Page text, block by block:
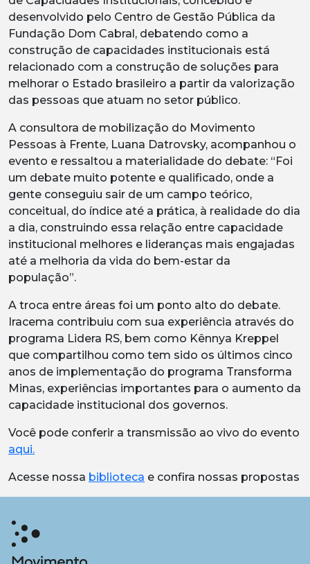
desenvolvido pelo Centro de Gestão Pública da
Fundação Dom Cabral, debatendo como a
construção de capacidades institucionais está
relacionado com a construção de soluções para
melhorar o Estado brasileiro a partir da valorização
das pessoas que atuam no setor público.
A consultora de mobilização do Movimento
Pessoas à Frente, Luana Datrovsky, acompanhou o
evento e ressaltou a materialidade do debate: “Foi
um debate muito potente e qualificado, onde a
gente conseguiu sair de um campo teórico,
conceitual, do índice até a prática, à realidade do dia
a dia, construindo essa relação entre capacidade
institucional melhores e lideranças mais engajadas
até a melhoria da vida do bem-estar da
população”.
A troca entre áreas foi um ponto alto do debate.
Iracema contribuiu com sua experiência através do
programa Lidera RS, bem como Kênnya Kreppel
que compartilhou como tem sido os últimos cinco
anos de implementação do programa Transforma
Minas, experiências importantes para o aumento da
capacidade institucional dos governos.
Você pode conferir a transmissão ao vivo do evento
aqui.
Acesse nossa biblioteca e confira nossas propostas